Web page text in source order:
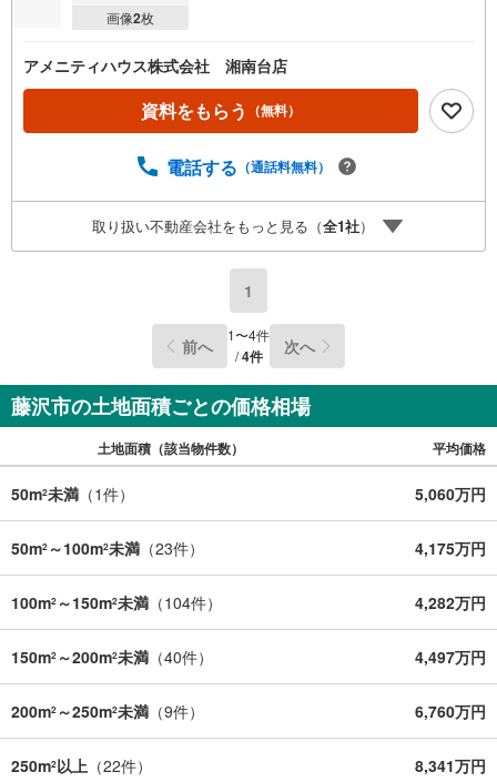
画像2枚
アメニティハウス株式会社 湘南台店
資料をもらう （無料）
電話する （通話料無料）
取り扱い不動産会社をもっと見る（全1社）
1
前へ 1〜4件
/4件 次へ
藤沢市の土地面積ごとの価格相場
土地面積（該当物件数） 平均価格
50m2未満 （1件） 5,060万円
50m2 ～100m2未満 （23件） 4,175万円
100m2 ～150m2未満 （104件） 4,282万円
150m2 ～200m2未満 （40件） 4,497万円
200m2 ～250m2未満 （9件） 6,760万円
250m2以上 （22件） 8,341万円